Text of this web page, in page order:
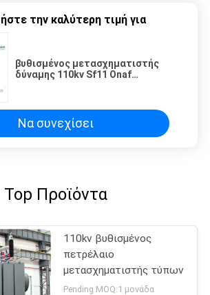
την καλύτερη τιμή για
βυθισμένος μετασχηματιστής
δύναμης 110kv Sf11 Onaf
Να συνεχίσει
Top Προϊόντα
110kv βυθισμένος
πετρέλαιο
μετασχηματιστής τύπων
Pending MOQ:1 μονάδα